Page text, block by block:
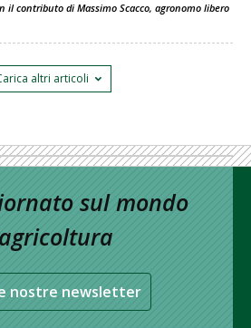
il contributo di Massimo Scacco, agronomo libero
altri articoli
sul mondo
nostre newsletter